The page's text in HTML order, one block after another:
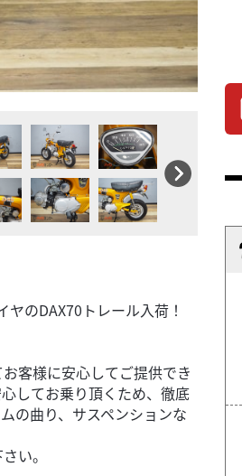
のDAX70トレール入荷！
客様に安心してご提供でき
してお乗り頂くため、徹底
の曲り、サスペンションな
い。